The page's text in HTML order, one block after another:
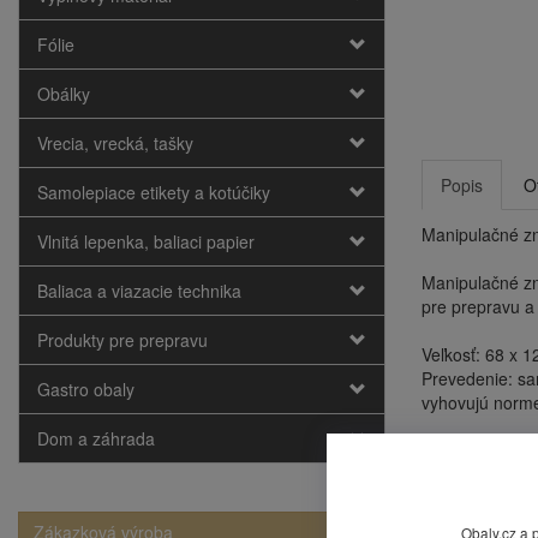
Fólie
Obálky
Vrecia, vrecká, tašky
Samolepiace etikety a kotúčiky
Vlnitá lepenka, baliaci papier
Baliaca a viazacie technika
Produkty pre prepravu
Gastro obaly
Dom a záhrada
Zákazková výroba
Popis
Manipulačné
Manipulačné
pre prepravu
Veľkosť: 68 x
Prevedenie:
vyhovujú
Tento tovar
Mohlo
Obaly.cz a